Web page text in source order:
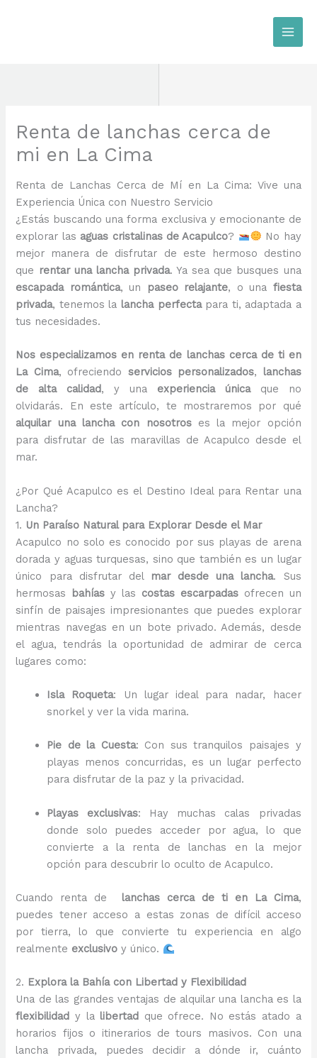
Renta de lanchas cerca de
mi en La Cima
Renta de Lanchas Cerca de Mí en La Cima: Vive una
Experiencia Única con Nuestro Servicio
¿Estás buscando una forma exclusiva y emocionante de
explorar las aguas cristalinas de Acapulco?
No hay
mejor manera de disfrutar de este hermoso destino
que rentar una lancha privada. Ya sea que busques una
escapada romántica, un paseo relajante, o una fiesta
privada, tenemos la lancha perfectapara ti, adaptada a
tus necesidades.
Nos especializamos en renta de lanchas cerca de ti en
La Cima, ofreciendo servicios personalizados, lanchas
de alta calidad, y una experiencia únicaque no
olvidarás. En este artículo, te mostraremos por qué
alquilar una lancha con nosotroses la mejor opción
para disfrutar de las maravillas de Acapulco desde el
mar.
¿Por Qué Acapulco es el Destino Ideal para Rentar una
Lancha?
1. Un Paraíso Natural para Explorar Desde el Mar
Acapulco no solo es conocido por sus playas de arena
dorada y aguas turquesas, sino que también es un lugar
único para disfrutar del
mar desde una lancha. Sus
hermosas bahías y las costas escarpadasofrecen un
sinfín de paisajes impresionantes que puedes explorar
mientras navegas en un bote privado. Además, desde
el agua, tendrás la oportunidad de admirar de cerca
lugares como:
Isla Roqueta: Un lugar ideal para nadar, hacer
snorkel y ver la vida marina.
Pie de la Cuesta: Con sus tranquilos paisajes y
playas menos concurridas, es un lugar perfecto
para disfrutar de la paz y la privacidad.
Playas exclusivas: Hay muchas calas privadas
donde solo puedes acceder por agua, lo que
convierte a la renta de lanchas en la mejor
opción para descubrir lo oculto de Acapulco.
Cuando renta de lanchas cerca de ti en La Cima,
puedes tener acceso a estas zonas de difícil acceso
por tierra, lo que convierte tu experiencia en algo
realmente exclusivo y único.
2. Explora la Bahía con Libertad y Flexibilidad
Una de las grandes ventajas de alquilar una lancha es la
flexibilidad y la libertad
que ofrece. No estás atado a
horarios fijos o itinerarios de tours masivos. Con una
lancha privada, puedes decidir a dónde ir, cuánto